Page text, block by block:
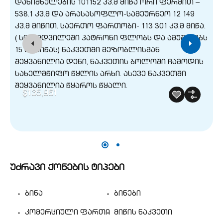
$135,961
უძრავი ქონების ტიპები
ბინა ბინები
კომერციული ფართი მიწის ნაკვეთი